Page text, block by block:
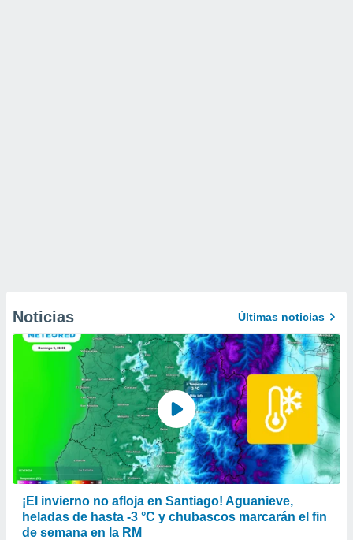
Noticias Últimas noticias
¡El invierno no afloja en Santiago! Aguanieve,
heladas de hasta -3 °C y chubascos marcarán el fin
de semana en la RM